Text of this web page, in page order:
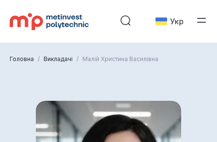
Укр
Головна / Викладачі / Малій Христина Василівна